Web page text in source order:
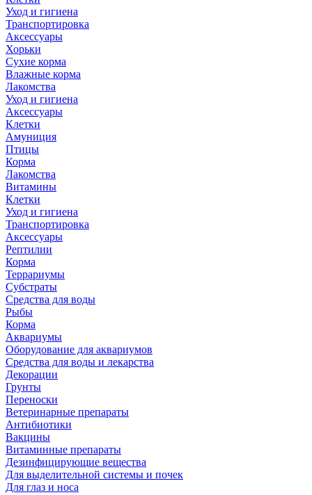
Уход и гигиена
Транспортировка
Аксессуары
Хорьки
Сухие корма
Влажные корма
Лакомства
Уход и гигиена
Аксессуары
Клетки
Амуниция
Птицы
Корма
Лакомства
Витамины
Клетки
Уход и гигиена
Транспортировка
Аксессуары
Рептилии
Корма
Террариумы
Субстраты
Средства для воды
Рыбы
Корма
Аквариумы
Оборудование для аквариумов
Средства для воды и лекарства
Декорации
Грунты
Переноски
Ветеринарные препараты
Антибиотики
Вакцины
Витаминные препараты
Дезинфицирующие вещества
Для выделительной системы и почек
Для глаз и носа